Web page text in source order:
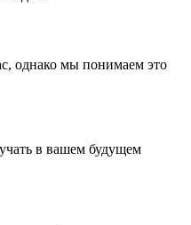
однако мы понимаем это
в вашем будущем